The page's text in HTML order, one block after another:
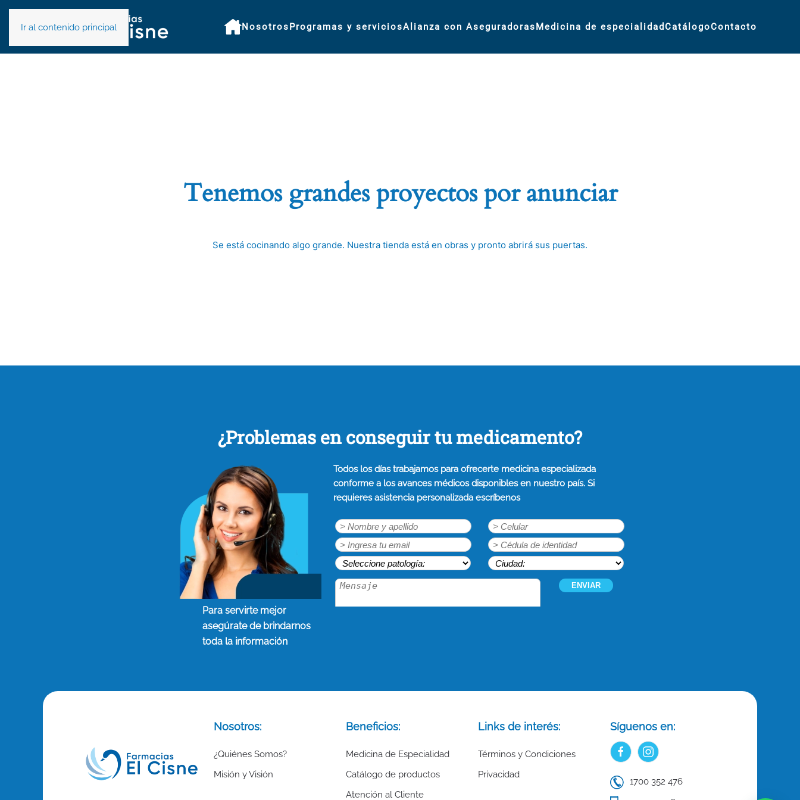
Ir al contenido principal NosotrosProgramas y serviciosAlianza con AseguradorasMedicina de especialidad CatálogoContacto
Tenemos grandes proyectos por anunciar
Se está cocinando algo grande. Nuestra tienda está en obras y pronto abrirá sus puertas.
¿Problemas en conseguir tu medicamento?
Para servirte mejor
asegúrate de brindarnos
toda la información
Todos los días trabajamos para ofrecerte medicina especializada
conforme a los avances médicos disponibles en nuestro país. Si
requieres asistencia personalizada escríbenos
Nosotros:
¿Quiénes Somos?
Misión y Visión
Beneficios:
Medicina de Especialidad
Catálogo de productos
Atención al Cliente
Links de interés:
Términos y Condiciones
Privacidad
Síguenos en:
1700 352 476